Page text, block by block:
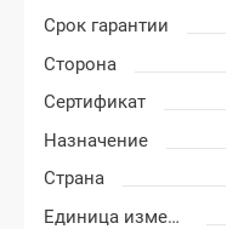
Срок гарантии
Сторона
Сертификат
Назначение
Страна
Единица измерения